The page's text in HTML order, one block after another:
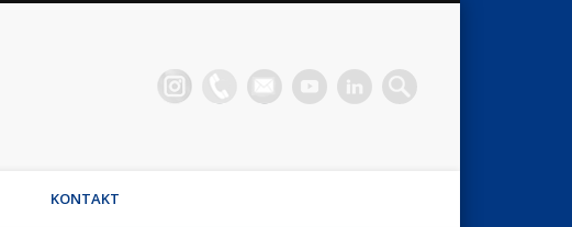
Waibel
Waibel, Stimmhaus Coach, Wirtschaftsmediator
KONTAKT